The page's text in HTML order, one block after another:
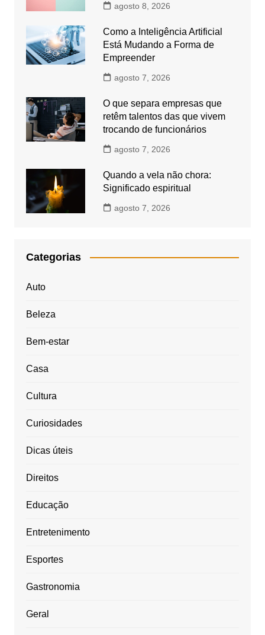
agosto 8, 2026
Como a Inteligência Artificial
Está Mudando a Forma de
Empreender
agosto 7, 2026
O que separa empresas que
retêm talentos das que vivem
trocando de funcionários
agosto 7, 2026
Quando a vela não chora:
Significado espiritual
agosto 7, 2026
Categorias
Auto
Beleza
Bem-estar
Casa
Cultura
Curiosidades
Dicas úteis
Direitos
Educação
Entretenimento
Esportes
Gastronomia
Geral